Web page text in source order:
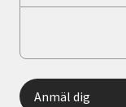
Anmäl dig